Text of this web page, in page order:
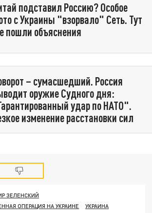
подставил Россию? Особое
с Украины "взорвало" Сеть. Тут
пошли объяснения
– сумасшедший. Россия
оружие Судного дня:
удар по НАТО".
изменение расстановки сил
ЗЕЛЕНСКИЙ
ОПЕРАЦИЯ НА УКРАИНЕ
УКРАИНА